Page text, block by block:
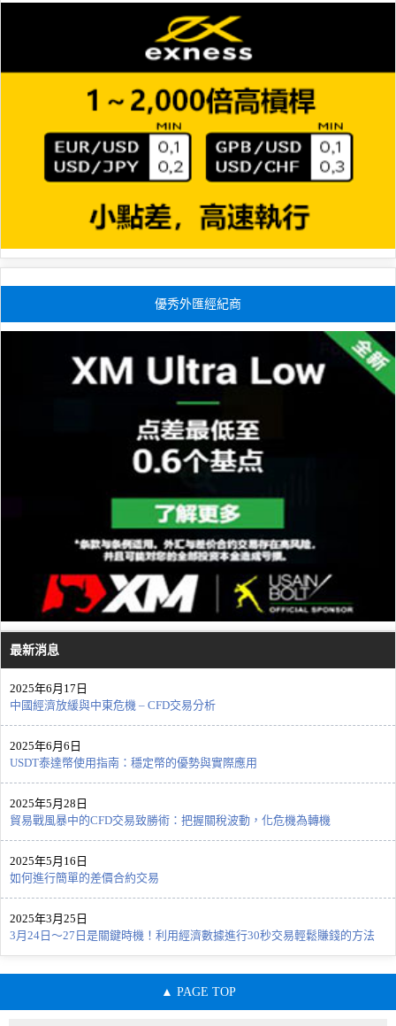
優秀外匯經紀商
最新消息
2025年6月17日
中國經濟放緩與中東危機 – CFD交易分析
2025年6月6日
USDT泰達幣使用指南：穩定幣的優勢與實際應用
2025年5月28日
貿易戰風暴中的CFD交易致勝術：把握關稅波動，化危機為轉機
2025年5月16日
如何進行簡單的差價合約交易
2025年3月25日
3月24日～27日是關鍵時機！利用經濟數據進行30秒交易輕鬆賺錢的方法
PAGE TOP